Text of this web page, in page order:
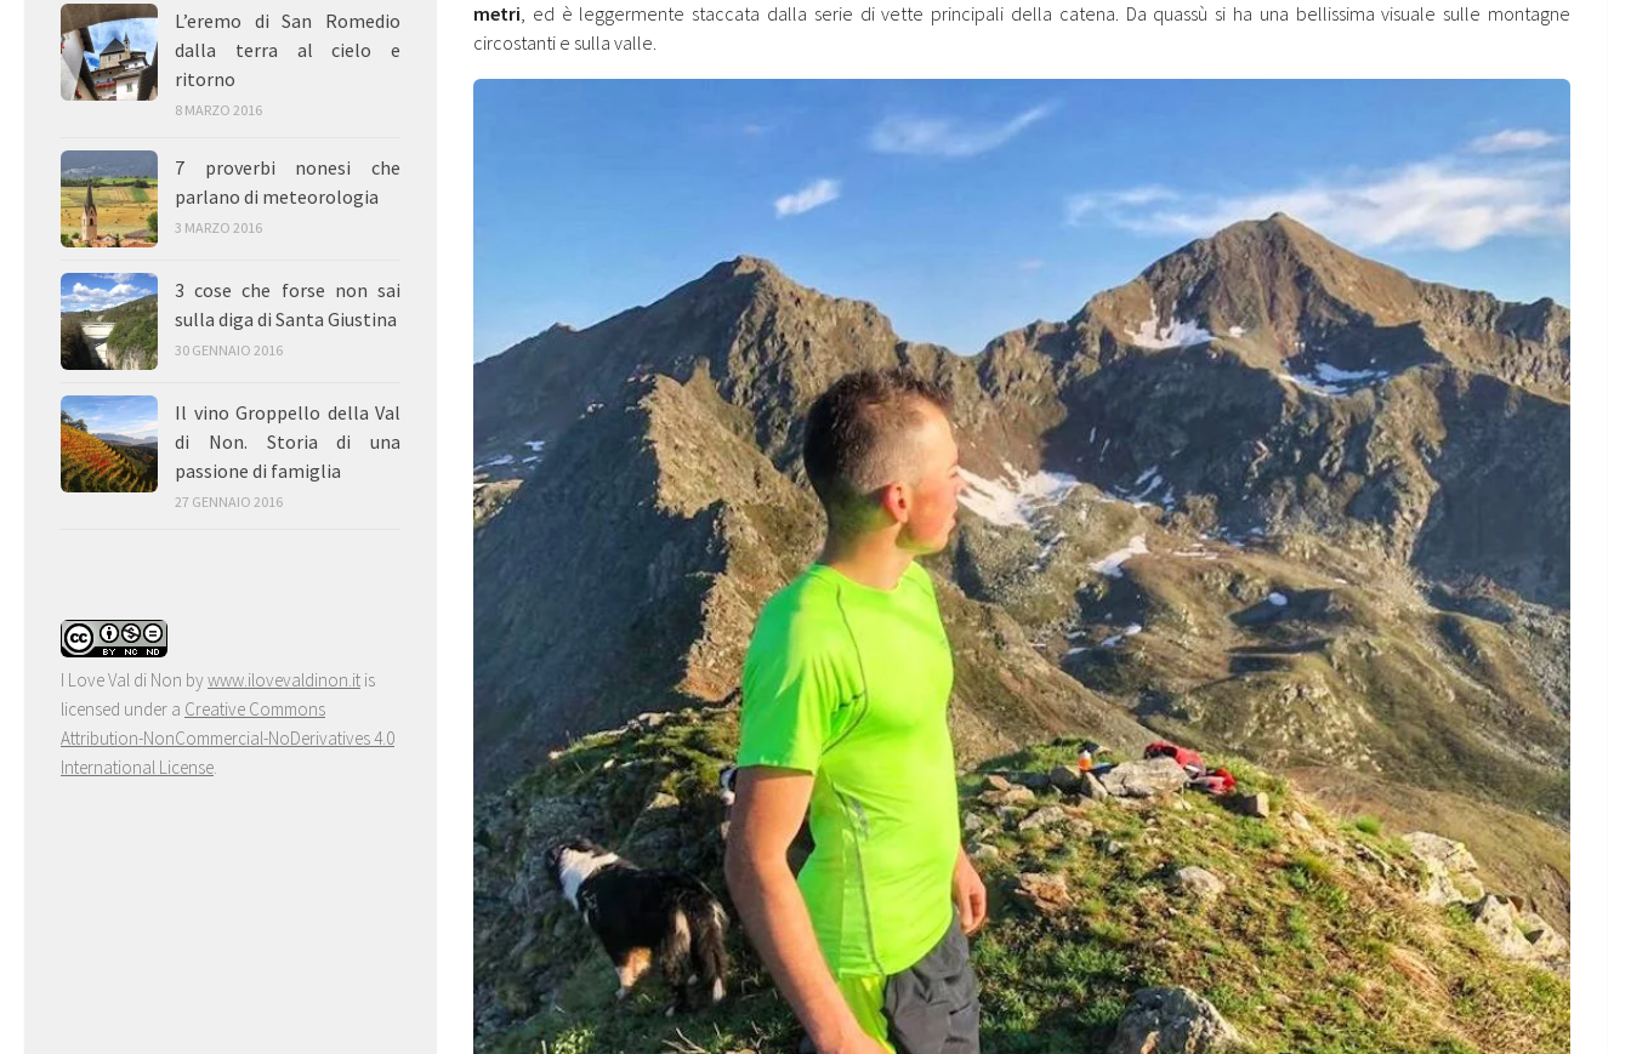
metri, ed è leggermente staccata dalla serie di vette principali della catena. Da quassù si ha una bellissima visuale sulle montagne
circostanti e sulla valle.
L’eremo di San Romedio
dalla terra al cielo e
ritorno
8 MARZO 2016
7 proverbi nonesi che
parlano di meteorologia
3 MARZO 2016
3 cose che forse non sai
sulla diga di Santa Giustina
30 GENNAIO 2016
Il vino Groppello della Val
di Non. Storia di una
passione di famiglia
27 GENNAIO 2016
I Love Val di Non bywww.ilovevaldinon.it is
licensed under a Creative Commons
Attribution-NonCommercial-NoDerivatives 4.0
International License.